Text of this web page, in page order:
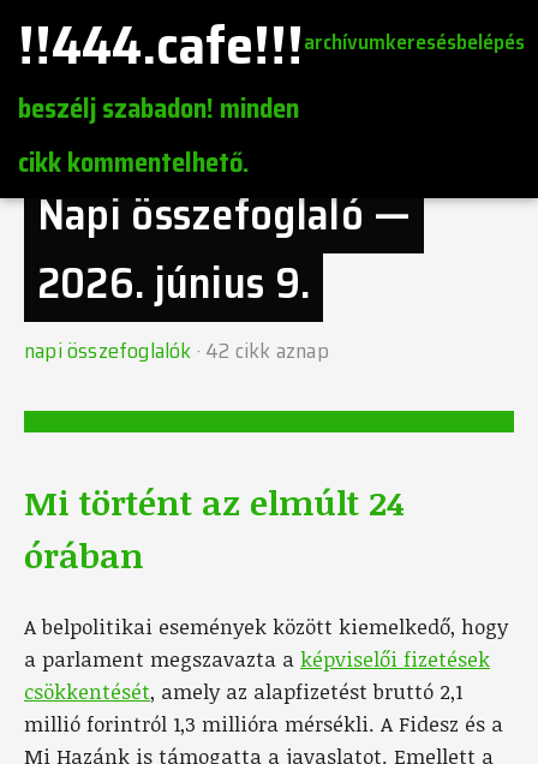
!!444.cafe!!!
beszélj szabadon! minden
cikk kommentelhető.
archívumkeresésbelépés
Napi összefoglaló —
2026. június 9.
napi összefoglalók· 42 cikk aznap
Mi történt az elmúlt 24
órában
A belpolitikai események között kiemelkedő, hogy
a parlament megszavazta a képviselői fizetések
csökkentését, amely az alapfizetést bruttó 2,1
millió forintról 1,3 millióra mérsékli. A Fidesz és a
Mi Hazánk is támogatta a javaslatot. Emellett a